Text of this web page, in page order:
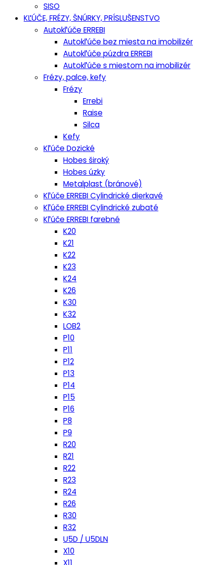
SISO
KĽÚČE, FRÉZY, ŠNÚRKY, PRÍSLUŠENSTVO
Autokľúče ERREBI
Autokľúče bez miesta na imobilizér
Autokľúče púzdra ERREBI
Autokľúče s miestom na imobilizér
Frézy, palce, kefy
Frézy
Errebi
Raise
Silca
Kefy
Kľúče Dozické
Hobes široký
Hobes úzky
Metalplast (bránové)
Kľúče ERREBI Cylindrické dierkavé
Kľúče ERREBI Cylindrické zubaté
Kľúče ERREBI farebné
K20
K21
K22
K23
K24
K26
K30
K32
LOB2
P10
P11
P12
P13
P14
P15
P16
P8
P9
R20
R21
R22
R23
R24
R26
R30
R32
U5D / U5DLN
X10